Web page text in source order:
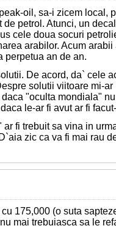
oil, sa-i zicem local,
de petrol. Atunci, un
cele doua socuri
arabilor. Acum
perpetua an de an.
De acord, da` cele
solutii viitoare mi-
"oculta mondiala"
le-ar fi avut ar fi
fi trebuit sa vina in
zic ca va fi mai rau
175,000 (o suta
mai trebuiasca sa le